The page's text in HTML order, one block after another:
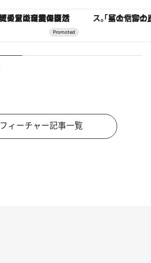
「星のや富士」でデジタルデトックス。冨士信仰の歴史を辿り、心身を調える。 【銀座で出合う最旬美容】美髪ケアや上質
フィーチャー記事一覧